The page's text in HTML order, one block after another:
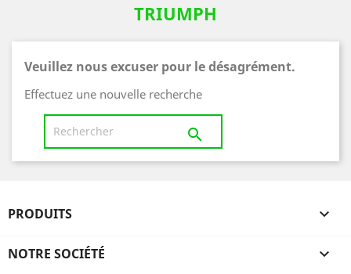
TRIUMPH
Veuillez nous excuser pour le désagrément.
Effectuez une nouvelle recherche

PRODUITS 
NOTRE SOCIÉTÉ 